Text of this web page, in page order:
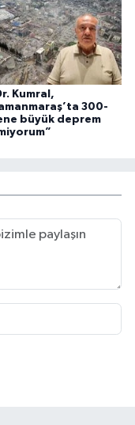
Kumral,
300-
büyük deprem